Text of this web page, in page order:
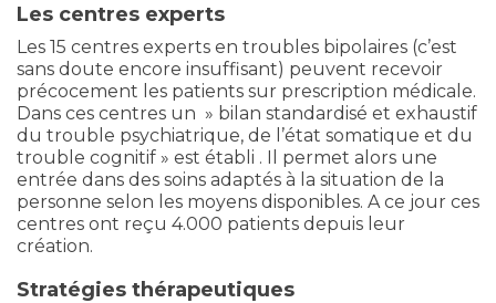
Les centres experts
Les 15 centres experts en troubles bipolaires (c’est
sans doute encore insuffisant) peuvent recevoir
précocement les patients sur prescription médicale.
Dans ces centres un » bilan standardisé et exhaustif
du trouble psychiatrique, de l’état somatique et du
trouble cognitif » est établi . Il permet alors une
entrée dans des soins adaptés à la situation de la
personne selon les moyens disponibles. A ce jour ces
centres ont reçu 4.000 patients depuis leur
création.
Stratégies thérapeutiques